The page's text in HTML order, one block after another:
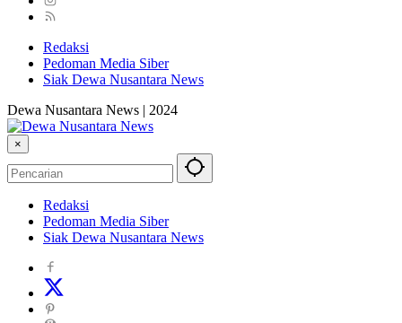
Redaksi
Pedoman Media Siber
Siak Dewa Nusantara News
Dewa Nusantara News | 2024
×
Redaksi
Pedoman Media Siber
Siak Dewa Nusantara News